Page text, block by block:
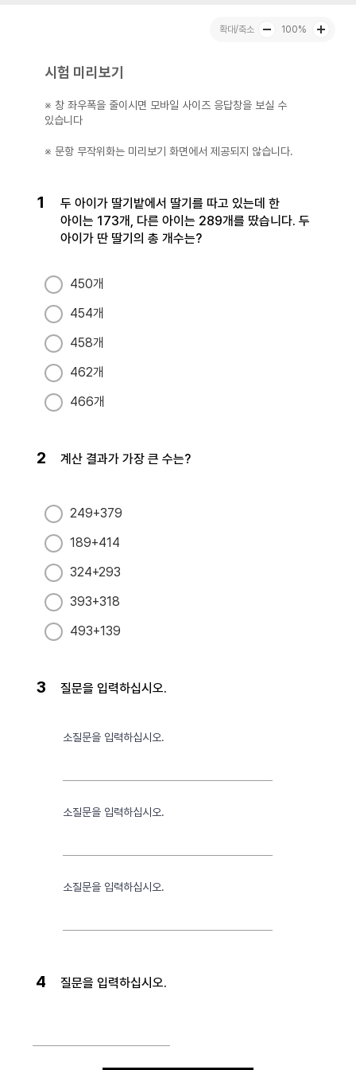
100%
시험 미리보기
※ 창 좌우폭을 줄이시면 모바일 사이즈 응답창을 보실 수
있습니다
※ 문항 무작위화는 미리보기 화면에서 제공되지 않습니다.
1
두 아이가 딸기밭에서 딸기를 따고 있는데 한
아이는 173개, 다른 아이는 289개를 땄습니다. 두
아이가 딴 딸기의 총 개수는?
450개
454개
458개
462개
466개
2 계산 결과가 가장 큰 수는?
249+379
189+414
324+293
393+318
493+139
3 질문을 입력하십시오.
소질문을 입력하십시오.
소질문을 입력하십시오.
소질문을 입력하십시오.
4 질문을 입력하십시오.